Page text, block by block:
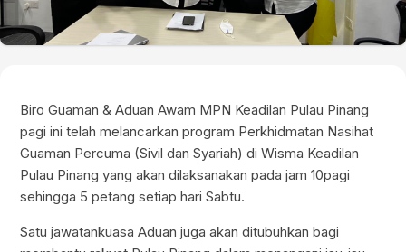
Biro Guaman & Aduan Awam MPN Keadilan Pulau Pinang
pagi ini telah melancarkan program Perkhidmatan Nasihat
Guaman Percuma (Sivil dan Syariah) di Wisma Keadilan
Pulau Pinang yang akan dilaksanakan pada jam 10pagi
sehingga 5 petang setiap hari Sabtu.
Satu jawatankuasa Aduan juga akan ditubuhkan bagi